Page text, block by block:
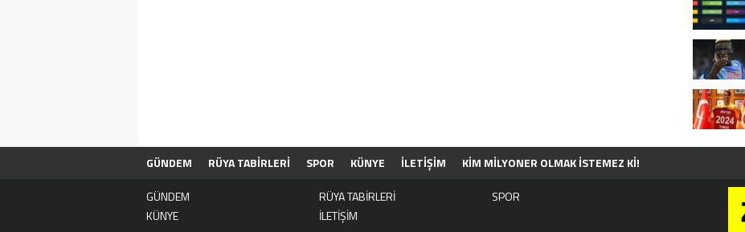
GÜNDEM RÜYA TABİRLERİ SPOR KÜNYE İLETİŞİM
KIM MILYONER OLMAK İSTEMEZ KI!
GÜNDEM
RÜYA TABİRLERİ
SPOR
KÜNYE
İLETİŞİM